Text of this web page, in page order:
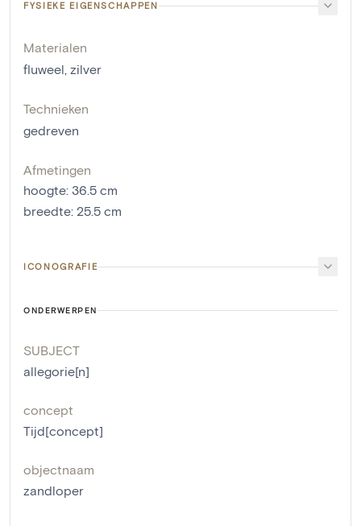
FYSIEKE EIGENSCHAPPEN
Materialen
fluweel, zilver
Technieken
gedreven
Afmetingen
hoogte: 36.5 cm
breedte: 25.5 cm
ICONOGRAFIE
ONDERWERPEN
SUBJECT
allegorie[n]
concept
Tijd[concept]
objectnaam
zandloper